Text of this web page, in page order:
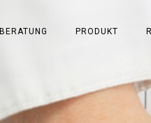
BERATUNG PRODUKT